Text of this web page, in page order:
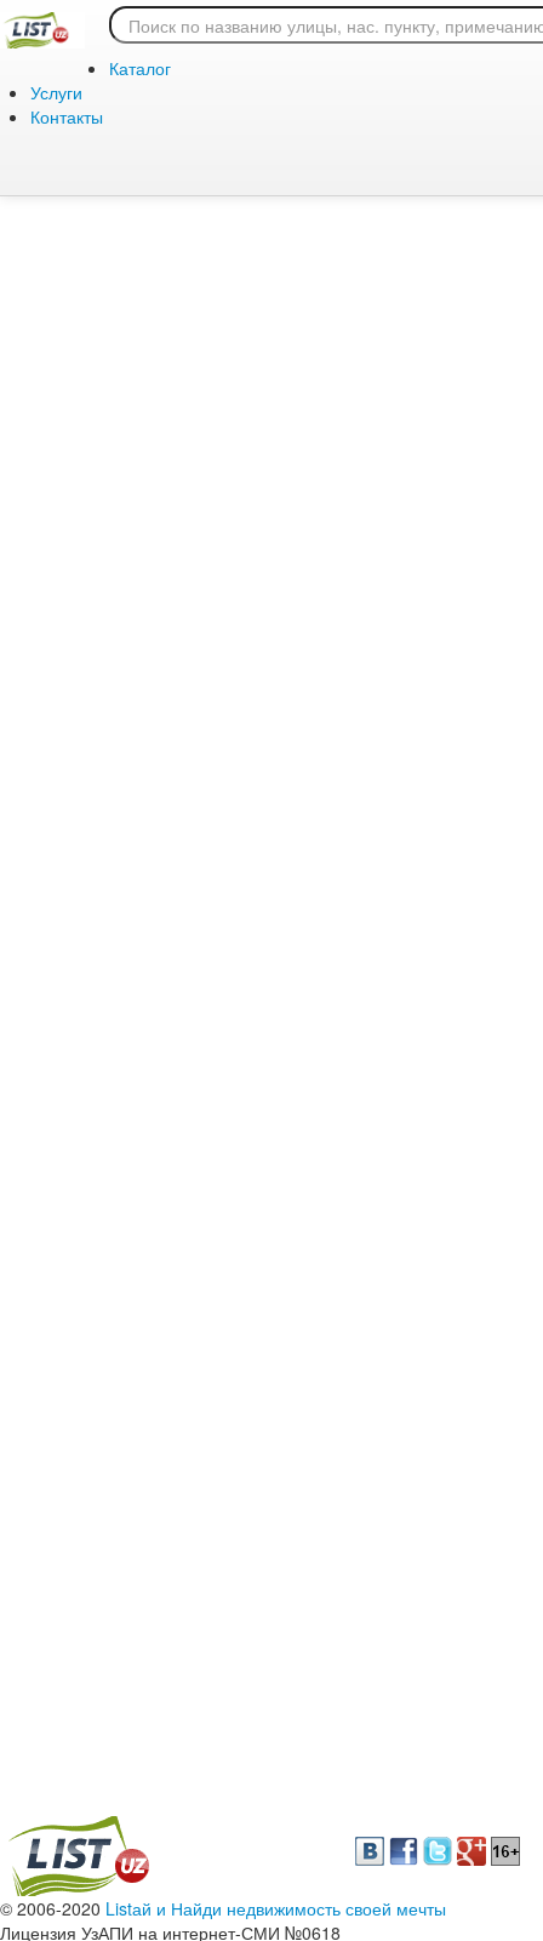
Каталог
Услуги
Контакты
Ошибка 404: страница
© 2006-2020 Listай и Найди недвижимость своей мечты
Лицензия УзАПИ на интернет-СМИ №0618